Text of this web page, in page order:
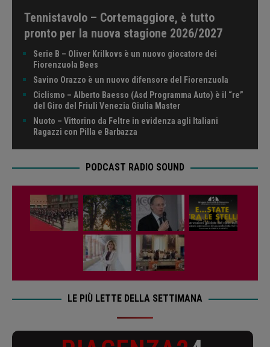
Tennistavolo – Cortemaggiore, è tutto
pronto per la nuova stagione 2026/2027
Serie B – Oliver Krilkovs è un nuovo giocatore dei
Fiorenzuola Bees
Savino Orazzo è un nuovo difensore del Fiorenzuola
Ciclismo – Alberto Baesso (Asd Programma Auto) è il “re”
del Giro del Friuli Venezia Giulia Master
Nuoto – Vittorino da Feltre in evidenza agli Italiani
Ragazzi con Pilla e Barbazza
PODCAST RADIO SOUND
LE PIÙ LETTE DELLA SETTIMANA